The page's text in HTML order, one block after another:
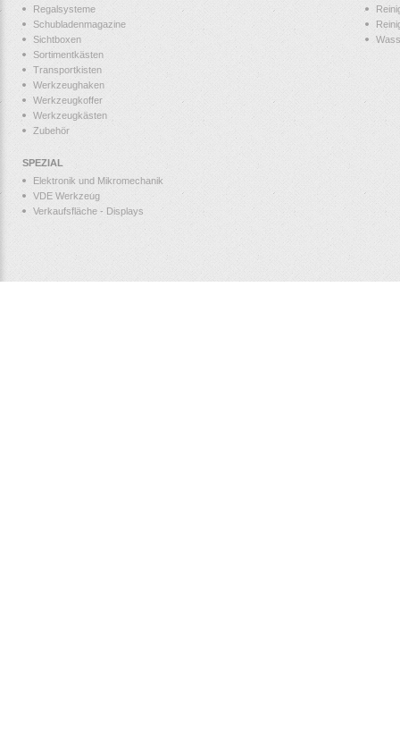
Regalsysteme
Schubladenmagazine
Sichtboxen
Sortimentkästen
Transportkisten
Werkzeughaken
Werkzeugkoffer
Werkzeugkästen
Zubehör
SPEZIAL
Elektronik und Mikromechanik
VDE Werkzeug
Verkaufsfläche - Displays